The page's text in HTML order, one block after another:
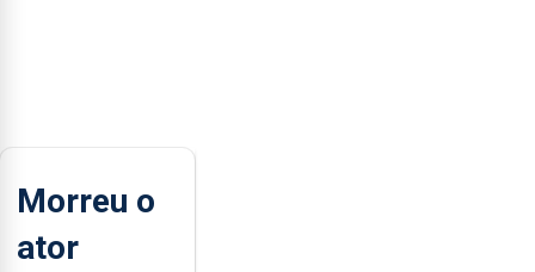
Morreu o
ator